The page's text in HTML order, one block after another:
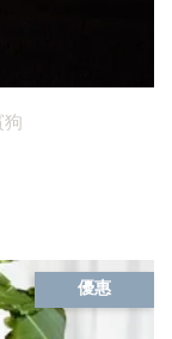
優惠